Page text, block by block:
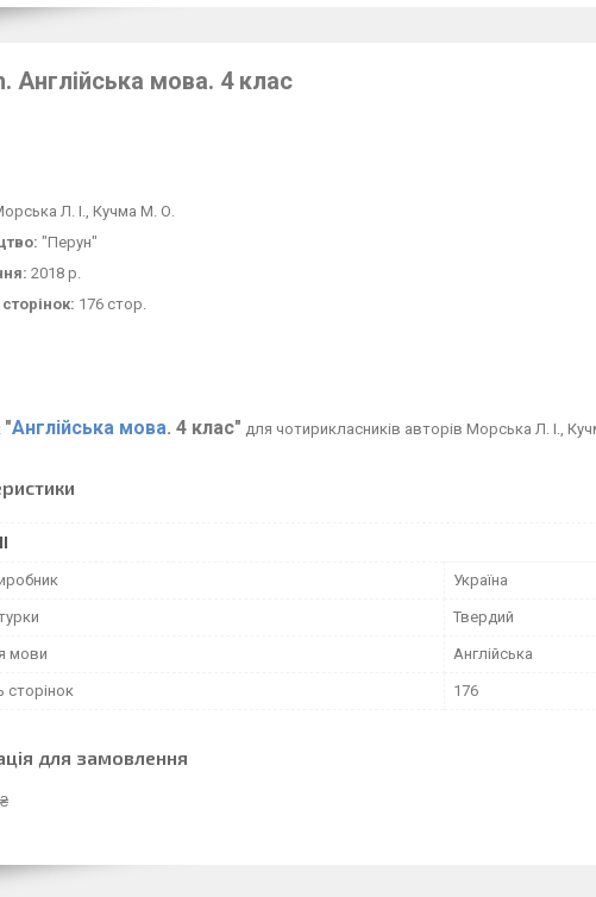
Англійська мова. 4 клас
Л. І., Кучма М. О.
"Перун"
2018 р.
сторінок: 176 стор.
"Англійська мова. 4 клас" для чотирикласників авторів Морська Л. І.,
Україна
Твердий
мови Англійська
сторінок 176
для замовлення